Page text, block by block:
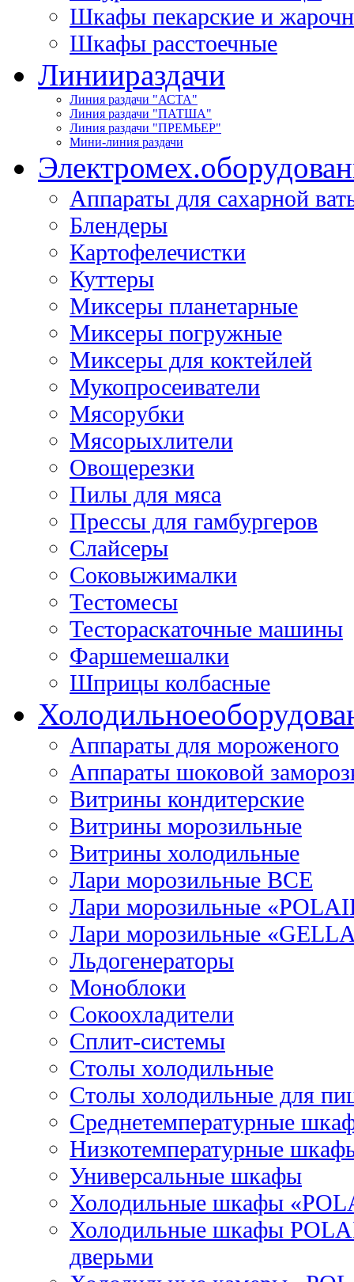
Шкафы пекарские и
Шкафы расстоечные
Линиираздачи
Линия раздачи "АСТА"
Линия раздачи "ПАТША"
Линия раздачи "ПРЕМЬЕР"
Мини-линия раздачи
Электромех.
Аппараты для сахарной
Блендеры
Картофелечистки
Куттеры
Миксеры планетарные
Миксеры погружные
Миксеры для коктейлей
Мукопросеиватели
Мясорубки
Мясорыхлители
Овощерезки
Пилы для мяса
Прессы для гамбургеров
Слайсеры
Соковыжималки
Тестомесы
Тестораскаточные машины
Фаршемешалки
Шприцы колбасные
Холодильное
Аппараты для мороженого
Аппараты шоковой
Витрины кондитерские
Витрины морозильные
Витрины холодильные
Лари морозильные ВСЕ
Лари морозильные
Лари морозильные
Льдогенераторы
Моноблоки
Сокоохладители
Сплит-системы
Столы холодильные
Столы холодильные для
Среднетемпературные
Низкотемпературные
Универсальные шкафы
Холодильные шкафы
Холодильные шкафы
дверьми